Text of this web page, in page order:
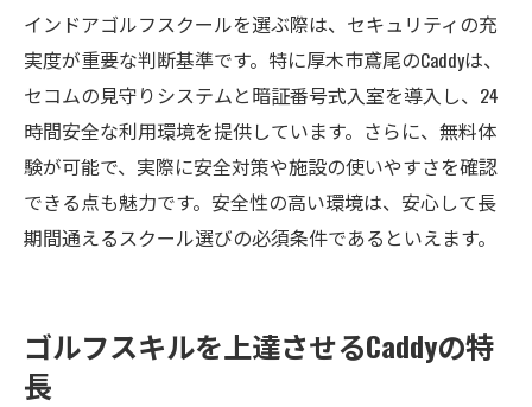
インドアゴルフスクールを選ぶ際は、セキュリティの充
実度が重要な判断基準です。特に厚木市鳶尾のCaddyは、
セコムの見守りシステムと暗証番号式入室を導入し、24
時間安全な利用環境を提供しています。さらに、無料体
験が可能で、実際に安全対策や施設の使いやすさを確認
できる点も魅力です。安全性の高い環境は、安心して長
期間通えるスクール選びの必須条件であるといえます。
ゴルフスキルを上達させるCaddyの特
長